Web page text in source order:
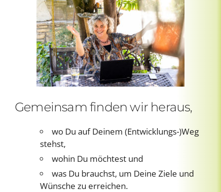
Gemeinsam finden wir heraus,
wo Du auf Deinem (Entwicklungs-)Weg
stehst,
wohin Du möchtest und
was Du brauchst, um Deine Ziele und
Wünsche zu erreichen.